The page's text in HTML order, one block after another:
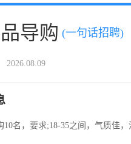
导购 (一句话招聘)
2026.08.09
10名，要求;18-35之间，气质佳